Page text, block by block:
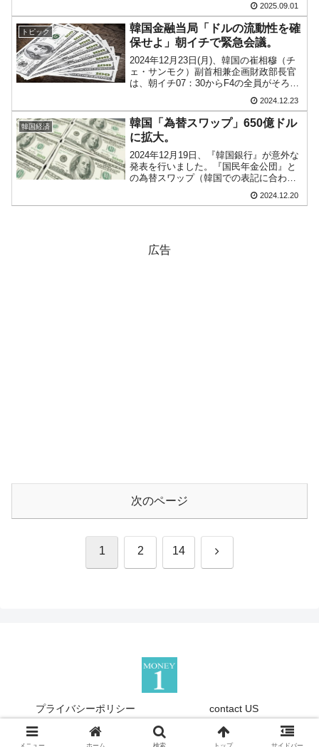
つでしょう。日本ではこのような言葉は
聞きませんし、使いません。「マイナス
通帳」は韓国特有の金融...
2025.09.01
トピック
韓国金融当局「ドルの流動性を確
保せよ」朝イチで緊急会議。
2024年12月23日(月)、韓国の崔相穆（チ
ェ・サンモク）副首相兼企画財政部長官
は、朝イチ07：30からF4の全員がそろう
韓国のF4崔相穆（チェ・サンモク）副首
相兼企画財政部長官（←頑張っている
人）李昌...
2024.12.23
韓国経済
韓国「為替スワップ」650億ドル
に拡大。
2024年12月19日、『韓国銀行』が意外な
発表を行いました。『国民年金公団』と
の為替スワップ（韓国での表記に合わせ
表しました。件名：外為当局と国民年金
2024.12.20
広告
次のページ
1 2 14 次
プライバシーポリシー contact US
Copyright © 2013-2026 『Money1』 All Rights Reserved.
メニュー ホーム 検索 トップ サイドバー